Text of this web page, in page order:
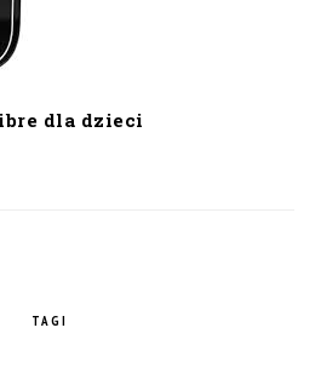
dla dzieci
TAGI